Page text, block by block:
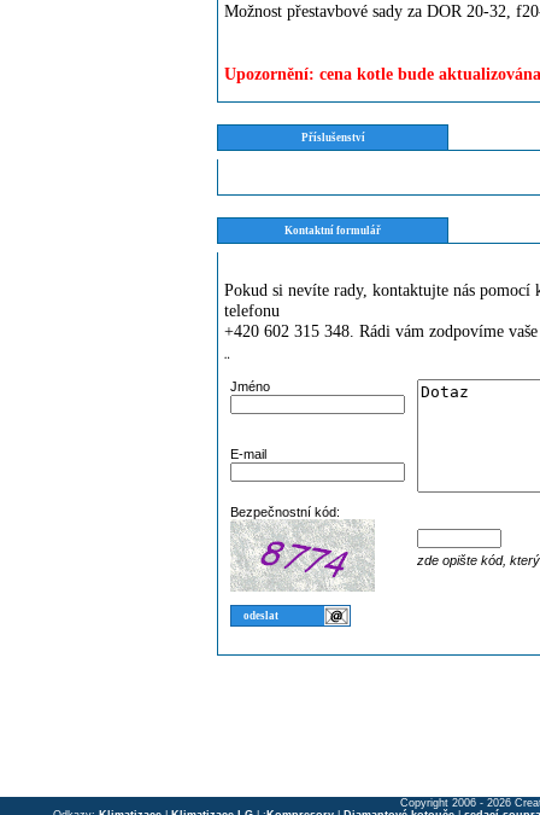
Možnost přestavbové sady za DOR 20-32,
Upozornění: cena kotle bude
Příslušenství
Kontaktní formulář
Pokud si nevíte rady, kontaktujte nás
telefonu
+420 602 315 348. Rádi vám zodpovíme
¨
Jméno
E-mail
Bezpečnostní kód:
zde opište kód,
Copyright 2006 - 2026